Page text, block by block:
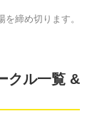
締め切ります。
クル一覧 &